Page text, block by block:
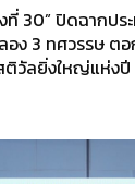
30” ปิดฉากประ
ง 3 ทศวรรษ ตอ
ติวัลยิ่งใหญ่แห่งปี